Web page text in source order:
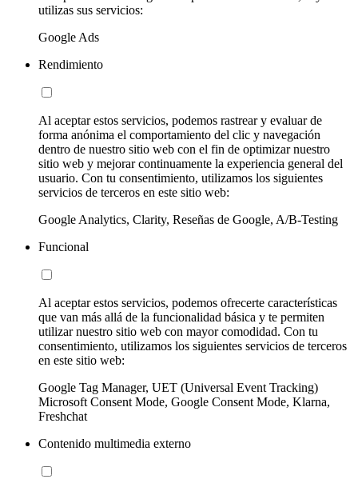
utilizas sus servicios:
Google Ads
Rendimiento
Al aceptar estos servicios, podemos rastrear y evaluar de
forma anónima el comportamiento del clic y navegación
dentro de nuestro sitio web con el fin de optimizar nuestro
sitio web y mejorar continuamente la experiencia general del
usuario. Con tu consentimiento, utilizamos los siguientes
servicios de terceros en este sitio web:
Google Analytics, Clarity, Reseñas de Google, A/B-Testing
Funcional
Al aceptar estos servicios, podemos ofrecerte características
que van más allá de la funcionalidad básica y te permiten
utilizar nuestro sitio web con mayor comodidad. Con tu
consentimiento, utilizamos los siguientes servicios de terceros
en este sitio web:
Google Tag Manager, UET (Universal Event Tracking)
Microsoft Consent Mode, Google Consent Mode, Klarna,
Freshchat
Contenido multimedia externo